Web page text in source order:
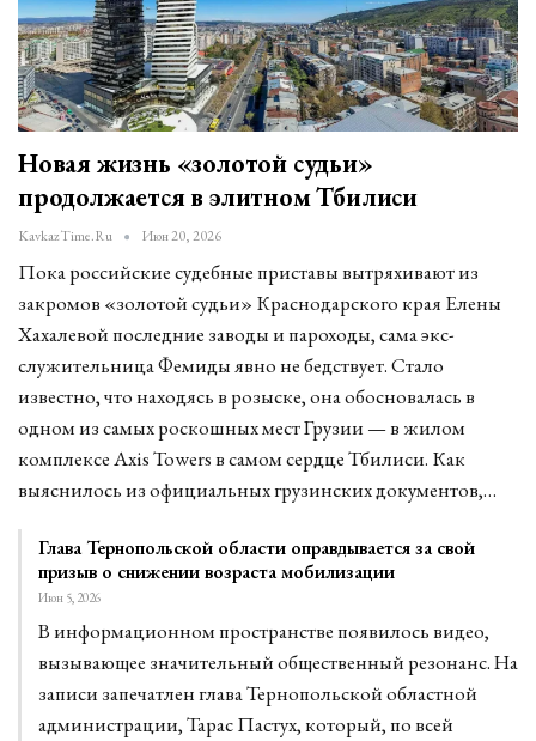
Новая жизнь «золотой судьи»
продолжается в элитном Тбилиси
KavkazTime.ru Июн 20, 2026
Пока российские судебные приставы вытряхивают из
закромов «золотой судьи» Краснодарского края Елены
Хахалевой последние заводы и пароходы, сама экс-
служительница Фемиды явно не бедствует. Стало
известно, что находясь в розыске, она обосновалась в
одном из самых роскошных мест Грузии — в жилом
комплексе Axis Towers в самом сердце Тбилиси. Как
выяснилось из официальных грузинских документов,…
Глава Тернопольской области оправдывается за свой
призыв о снижении возраста мобилизации
Июн 5, 2026
В информационном пространстве появилось видео,
вызывающее значительный общественный резонанс. На
записи запечатлен глава Тернопольской областной
администрации, Тарас Пастух, который, по всей